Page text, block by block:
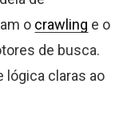
o crawling e o
de busca.
lógica claras ao